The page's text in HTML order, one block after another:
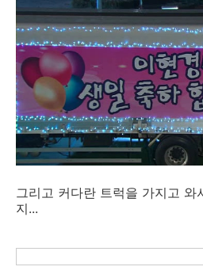
그리고 커다란 트럭을 가지고 와
지...